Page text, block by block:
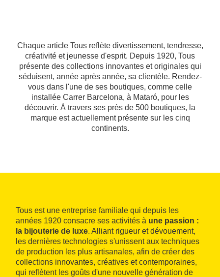
Chaque article Tous reflète divertissement, tendresse,
créativité et jeunesse d'esprit. Depuis 1920, Tous
présente des collections innovantes et originales qui
séduisent, année après année, sa clientèle. Rendez-
vous dans l'une de ses boutiques, comme celle
installée Carrer Barcelona, à Mataró, pour les
découvrir. À travers ses près de 500 boutiques, la
marque est actuellement présente sur les cinq
continents.
Tous est une entreprise familiale qui depuis les
années 1920 consacre ses activités à une passion :
la bijouterie de luxe. Alliant rigueur et dévouement,
les dernières technologies s'unissent aux techniques
de production les plus artisanales, afin de créer des
collections innovantes, créatives et contemporaines,
qui reflètent les goûts d'une nouvelle génération de